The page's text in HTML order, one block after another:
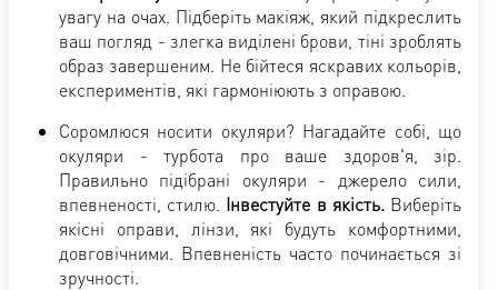
увагу на очах. Підберіть макіяж, який підкреслить
ваш погляд - злегка виділені брови, тіні зроблять
образ завершеним. Не бійтеся яскравих кольорів,
експериментів, які гармоніюють з оправою.
Соромлюся носити окуляри? Нагадайте собі, що
окуляри - турбота про ваше здоров'я, зір.
Правильно підібрані окуляри - джерело сили,
впевненості, стилю. Інвестуйте в якість. Виберіть
якісні оправи, лінзи, які будуть комфортними,
довговічними. Впевненість часто починається зі
зручності.